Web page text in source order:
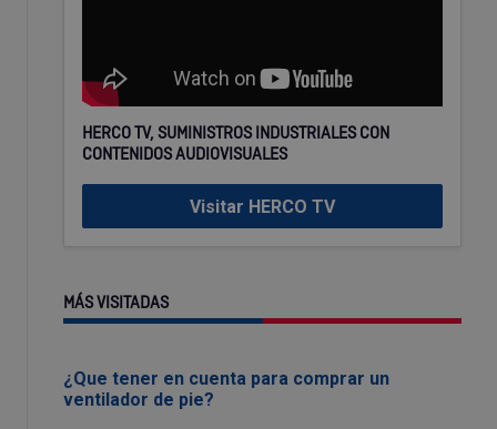
HERCO TV, SUMINISTROS INDUSTRIALES CON
CONTENIDOS AUDIOVISUALES
Visitar HERCO TV
MÁS VISITADAS
¿Que tener en cuenta para comprar un
ventilador de pie?